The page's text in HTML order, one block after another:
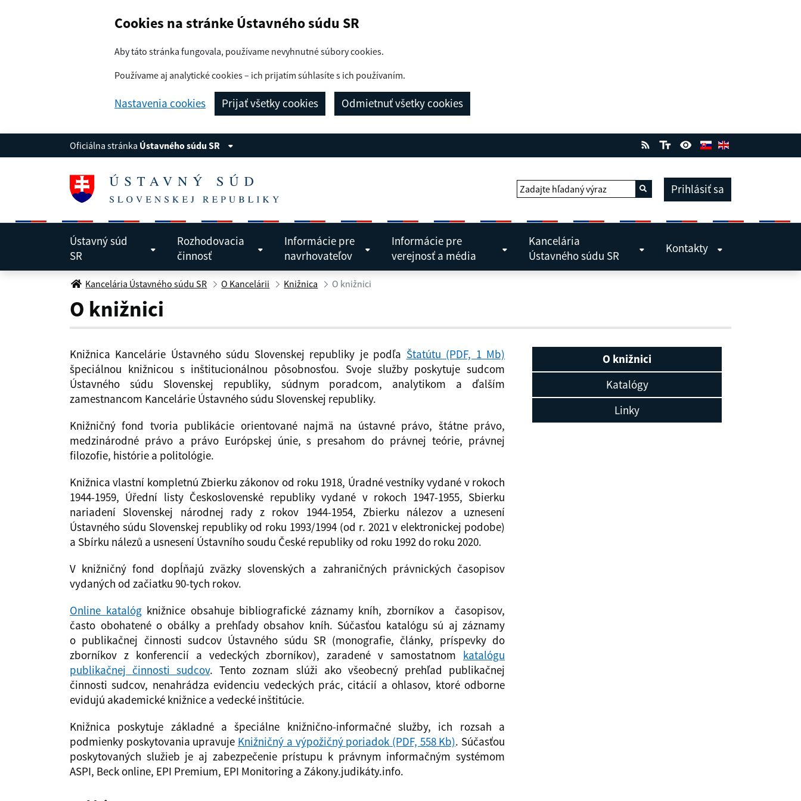
Cookies na stránke Ústavného súdu SR
Aby táto stránka fungovala, používame nevyhnutné súbory cookies.
Používame aj analytické cookies – ich prijatím súhlasíte s ich používaním.
Nastavenia cookies Prijať všetky cookies Odmietnuť všetky cookies
Oficiálna stránka Ústavného súdu SR
Zadajte hľadaný výraz Vyhľadať Prihlásiť sa
Ústavný súd
SR
Rozhodovacia
činnosť
Informácie pre
navrhovateľov
Informácie pre
verejnosť a média
Kancelária
Ústavného súdu SR
Kontakty
O knižnici
Kancelária Ústavného súdu SR O Kancelárii Knižnica O knižnici
O knižnici
Knižnica Kancelárie Ústavného súdu Slovenskej republiky je podľa Štatútu (PDF, 1 Mb)
špeciálnou knižnicou s inštitucionálnou pôsobnosťou. Svoje služby poskytuje sudcom
Ústavného súdu Slovenskej republiky, súdnym poradcom, analytikom a ďalším
zamestnancom Kancelárie Ústavného súdu Slovenskej republiky.
Knižničný fond tvoria publikácie orientované najmä na ústavné právo, štátne právo,
medzinárodné právo a právo Európskej únie, s presahom do právnej teórie, právnej
filozofie, histórie a politológie.
Knižnica vlastní kompletnú Zbierku zákonov od roku 1918, Úradné vestníky vydané v rokoch
1944-1959, Úřední listy Československé republiky vydané v rokoch 1947-1955, Sbierku
nariadení Slovenskej národnej rady z rokov 1944-1954, Zbierku nálezov a uznesení
Ústavného súdu Slovenskej republiky od roku 1993/1994 (od r. 2021 v elektronickej podobe)
a Sbírku nálezů a usnesení Ústavního soudu České republiky od roku 1992 do roku 2020.
V knižničný fond dopĺňajú zväzky slovenských a zahraničných právnických časopisov
vydaných od začiatku 90-tych rokov.
Online katalógknižnice obsahuje bibliografické záznamy kníh, zborníkov a časopisov,
často obohatené o obálky a prehľady obsahov kníh. Súčasťou katalógu sú aj záznamy
o publikačnej činnosti sudcov Ústavného súdu SR (monografie, články, príspevky do
zborníkov z konferencií a vedeckých zborníkov), zaradené v samostatnom katalógu
publikačnej činnosti sudcov. Tento zoznam slúži ako všeobecný prehľad publikačnej
činnosti sudcov, nenahrádza evidenciu vedeckých prác, citácií a ohlasov, ktoré odborne
evidujú akademické knižnice a vedecké inštitúcie.
Knižnica poskytuje základné a špeciálne knižnično-informačné služby, ich rozsah a
podmienky poskytovania upravuje Knižničný a výpožičný poriadok (PDF, 558 Kb). Súčasťou
poskytovaných služieb je aj zabezpečenie prístupu k právnym informačným systémom
ASPI, Beck online, EPI Premium, EPI Monitoring a Zákony.judikáty.info.
O knižnici
Katalógy
Linky